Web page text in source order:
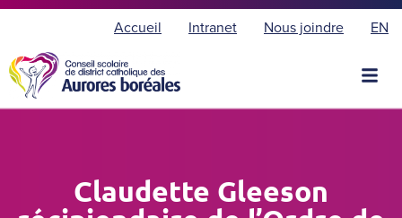
Accueil Intranet Nous joindre EN
i
Claudette Gleeson